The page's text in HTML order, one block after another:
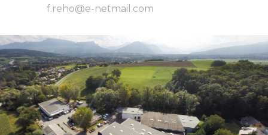
f.reho@e-netmail.com